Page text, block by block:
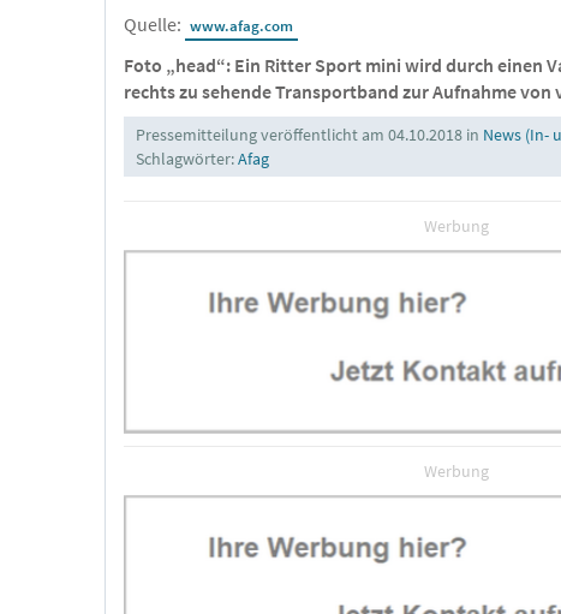
Quelle: www.afag.com
Foto „head“: Ein Ritter Sport mini wird durch einen
rechts zu sehende Transportband zur Aufnahme
Pressemitteilung veröffentlicht am 04.10.2018 in News (In-
Schlagwörter:Afag
Werbung
Werbung